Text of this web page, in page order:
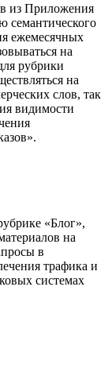
из Приложения
семантического
ежемесячных
на
рубрики
на
слов, так
видимости
«Блог»,
на
в
трафика и
системах